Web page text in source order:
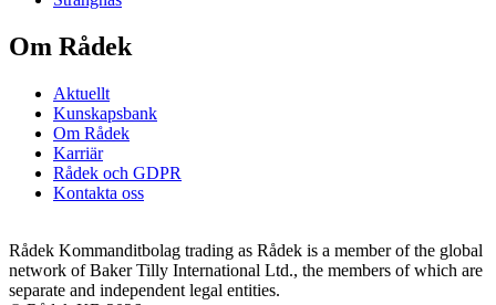
Om Rådek
Aktuellt
Kunskapsbank
Om Rådek
Karriär
Rådek och GDPR
Kontakta oss
Rådek Kommanditbolag trading as Rådek is a member of the global
network of Baker Tilly International Ltd., the members of which are
separate and independent legal entities.